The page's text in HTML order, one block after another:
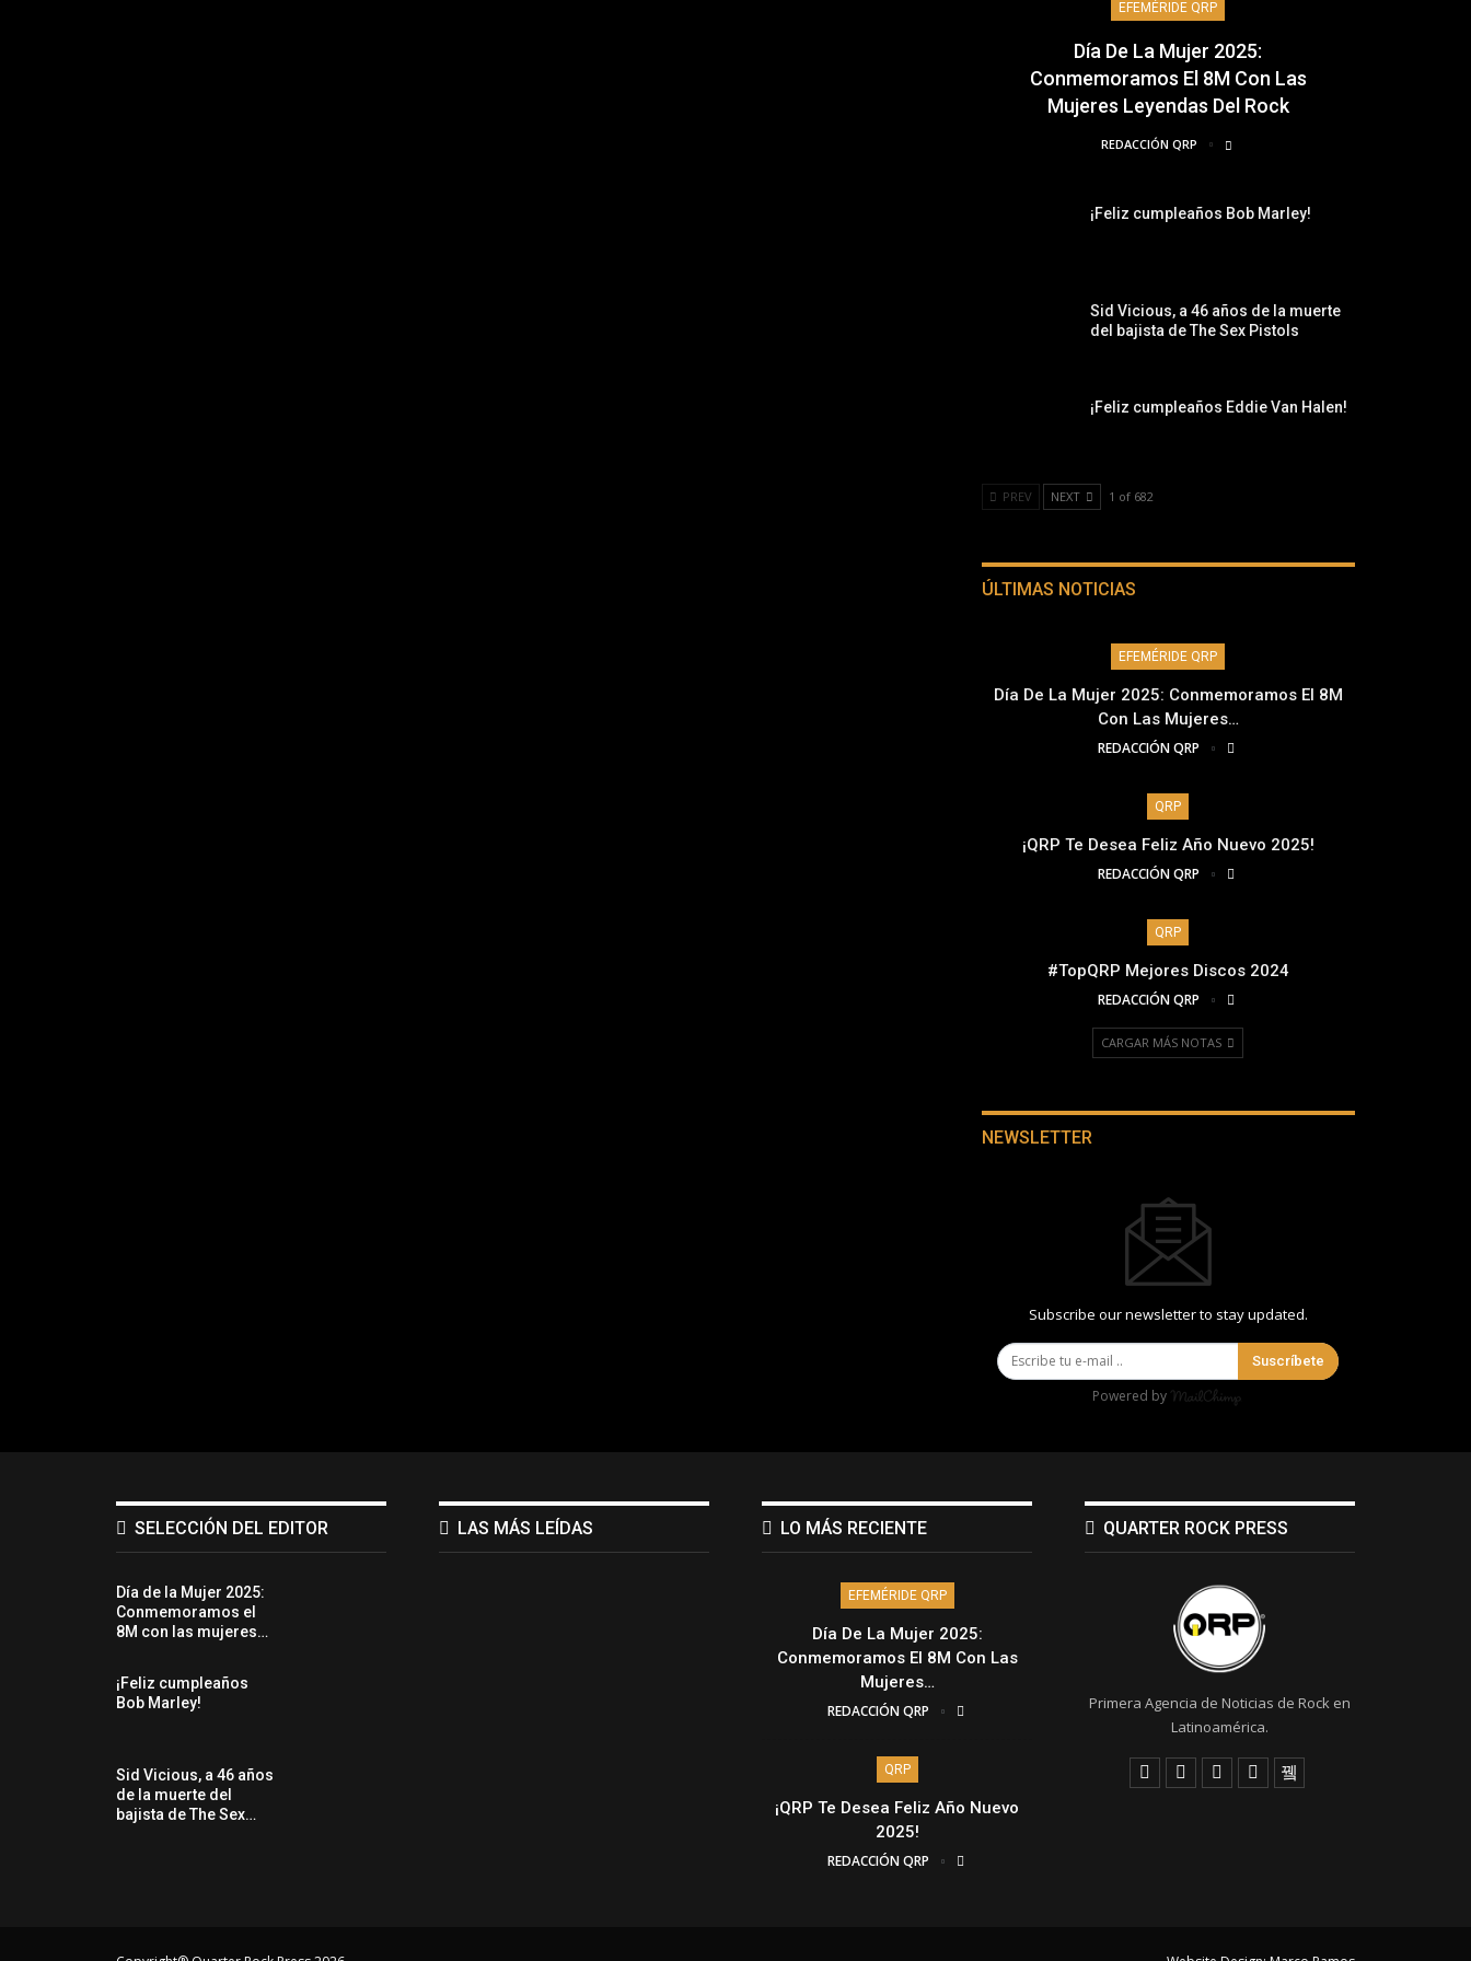
EFEMÉRIDE QRP
Día De La Mujer 2025:
Conmemoramos El 8M Con Las
Mujeres Leyendas Del Rock
REDACCIÓN QRP
¡Feliz cumpleaños Bob Marley!
Sid Vicious, a 46 años de la muerte
del bajista de The Sex Pistols
¡Feliz cumpleaños Eddie Van Halen!
PREV NEXT 1 of 682
ÚLTIMAS NOTICIAS
EFEMÉRIDE QRP
Día De La Mujer 2025: Conmemoramos El 8M
Con Las Mujeres…
REDACCIÓN QRP
QRP
¡QRP Te Desea Feliz Año Nuevo 2025!
REDACCIÓN QRP
QRP
#TopQRP Mejores Discos 2024
REDACCIÓN QRP
CARGAR MÁS NOTAS
NEWSLETTER
Subscribe our newsletter to stay updated.
Suscríbete
Powered by
SELECCIÓN DEL EDITOR
Día de la Mujer 2025:
Conmemoramos el
8M con las mujeres…
¡Feliz cumpleaños
Bob Marley!
Sid Vicious, a 46 años
de la muerte del
bajista de The Sex…
LAS MÁS LEÍDAS LO MÁS RECIENTE
EFEMÉRIDE QRP
Día De La Mujer 2025:
Conmemoramos El 8M Con Las
Mujeres…
REDACCIÓN QRP
QRP
¡QRP Te Desea Feliz Año Nuevo
2025!
REDACCIÓN QRP
QUARTER ROCK PRESS
Primera Agencia de Noticias de Rock en
Latinoamérica.